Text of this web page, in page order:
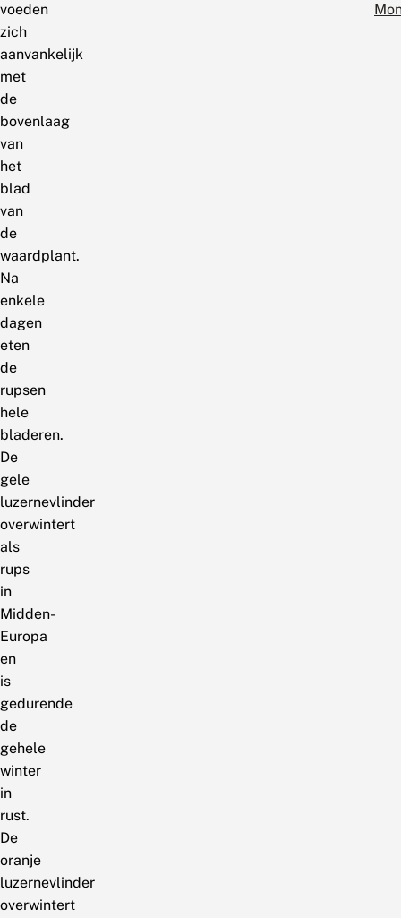
voeden
zich
aanvankelijk
met
de
bovenlaag
van
het
blad
van
de
waardplant.
Na
enkele
dagen
eten
de
rupsen
hele
bladeren.
De
gele
luzernevlinder
overwintert
als
rups
in
Midden-
Europa
en
is
gedurende
de
gehele
winter
in
rust.
De
oranje
luzernevlinder
overwintert